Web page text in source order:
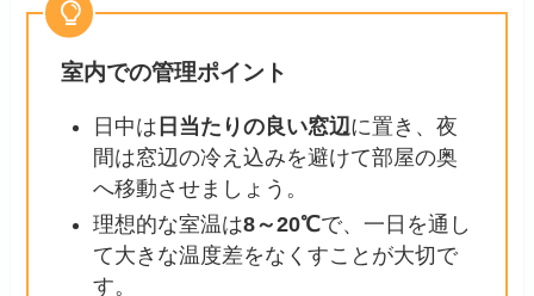
室内での管理ポイント
日中は 日当たりの良い窓辺に置き、夜
間は窓辺の冷え込みを避けて部屋の奥
へ移動させましょう。
理想的な室温は8～20℃で、一日を通し
て大きな温度差をなくすことが大切で
す。